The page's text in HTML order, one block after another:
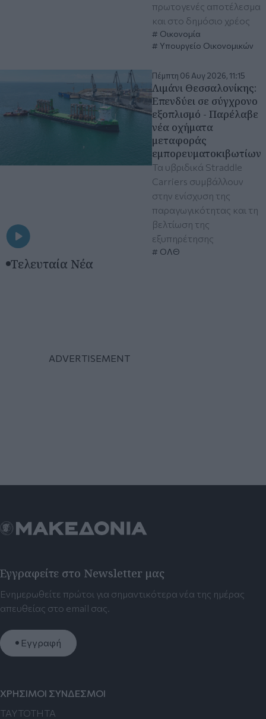
πρωτογενές αποτέλεσμα
και στο δημόσιο χρέος
Οικονομία
Υπουργείο Οικονομικών
Πέμπτη 06 Αυγ 2026, 11:15
Λιμάνι Θεσσαλονίκης:
Eπενδύει σε σύγχρονο
εξοπλισμό - Παρέλαβε
νέα οχήματα
μεταφοράς
εμπορευματοκιβωτίων
Τα υβριδικά Straddle
Carriers συμβάλλουν
στην ενίσχυση της
παραγωγικότητας και τη
βελτίωση της
εξυπηρέτησης
ΟΛΘ
Τελευταία Νέα
Εγγραφείτε στο Newsletter μας
Ενημερωθείτε πρώτοι για σημαντικότερα νέα της ημέρας
απευθείας στο email σας.
Εγγραφή
ΧΡΗΣΙΜΟΙ ΣΥΝΔΕΣΜΟΙ
TAYTOTHTA